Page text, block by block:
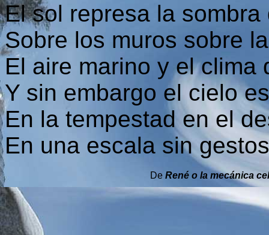
El sol represa la sombra
Sobre los muros sobre
El aire marino y el clima
Y sin embargo el cielo
En la tempestad en el
En una escala sin
De René o la mecánica